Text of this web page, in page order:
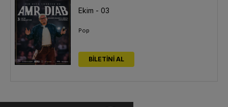
Ekim - 03
Pop
BİLETİNİ AL